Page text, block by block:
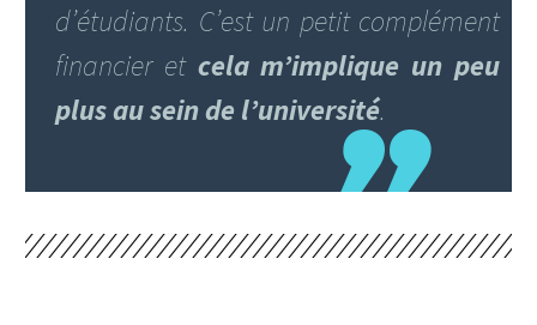
d’étudiants. C’est un petit complément
financier et cela m’implique un peu
plus au sein de l’université.